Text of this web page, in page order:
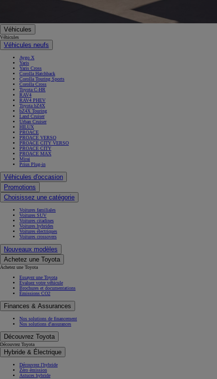
Véhicules
Véhicules
Véhicules neufs
Aygo X
Yaris
Yaris Cross
Corolla Hatchback
Corolla Touring Sports
Corolla Cross
Toyota C-HR
RAV4
RAV4 PHEV
Toyota bZ4X
bZ4X Touring
Land Cruiser
Urban Cruiser
HILUX
PROACE
PROACE VERSO
PROACE CITY VERSO
PROACE CITY
PROACE MAX
Mirai
Prius Plug-in
Véhicules d'occasion
Promotions
Choisissez une catégorie
Voitures familiales
Voitures SUV
Voitures citadines
Voitures hybrides
Voitures électriques
Voitures crossovers
Nouveaux modèles
Achetez une Toyota
Achetez une Toyota
Essayez une Toyota
Évaluez votre véhicule
Brochures et documentations
Émissions CO2
Finances & Assurances
Nos solutions de financement
Nos solutions d'assurances
Découvrez Toyota
Découvrez Toyota
Hybride & Électrique
Découvrez l'hybride
Zéro émission
Astuces hybride